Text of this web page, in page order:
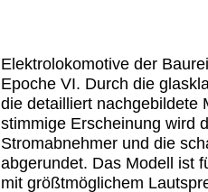
Elektrolokomotive der
Epoche VI. Durch die
die detailliert nachgebildete
stimmige Erscheinung wird
Stromabnehmer und die
abgerundet. Das Modell ist
mit größtmöglichem